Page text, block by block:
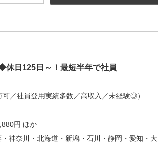
休日125日～！最短半年で社員
可／社員登用実績多数／高収入／未経験◎）
円 ほか
神奈川・北海道・新潟・石川・静岡・愛知・大